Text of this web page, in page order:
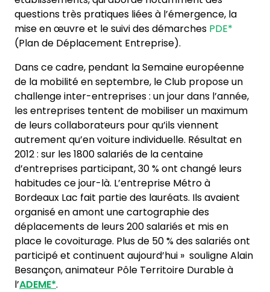
questions très pratiques liées à l’émergence, la
mise en œuvre et le suivi des démarches PDE*
(Plan de Déplacement Entreprise).
Dans ce cadre, pendant la Semaine européenne
de la mobilité en septembre, le Club propose un
challenge inter-entreprises : un jour dans l’année,
les entreprises tentent de mobiliser un maximum
de leurs collaborateurs pour qu’ils viennent
autrement qu’en voiture individuelle. Résultat en
2012 : sur les 1800 salariés de la centaine
d’entreprises participant, 30 % ont changé leurs
habitudes ce jour-là. L’entreprise Métro à
Bordeaux Lac fait partie des lauréats. Ils avaient
organisé en amont une cartographie des
déplacements de leurs 200 salariés et mis en
place le covoiturage. Plus de 50 % des salariés ont
participé et continuent aujourd’hui » souligne Alain
Besançon, animateur Pôle Territoire Durable à
l’ADEME*.